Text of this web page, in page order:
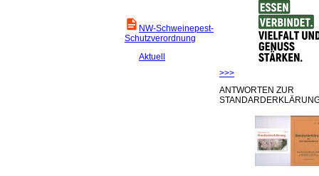
NW-Schweinepest-
Schutzverordnung
Aktuell
>>>
ANTWORTEN ZUR